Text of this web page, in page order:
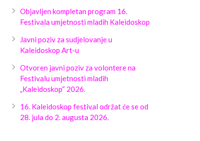
Objavljen kompletan program 16.
Festivala umjetnosti mladih Kaleidoskop
Javni poziv za sudjelovanje u
Kaleidoskop Art-u
Otvoren javni poziv za volontere na
Festivalu umjetnosti mladih
„Kaleidoskop“ 2026.
16. Kaleidoskop festival održat će se od
28. jula do 2. augusta 2026.